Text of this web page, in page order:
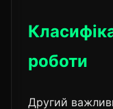
роботи
Другий